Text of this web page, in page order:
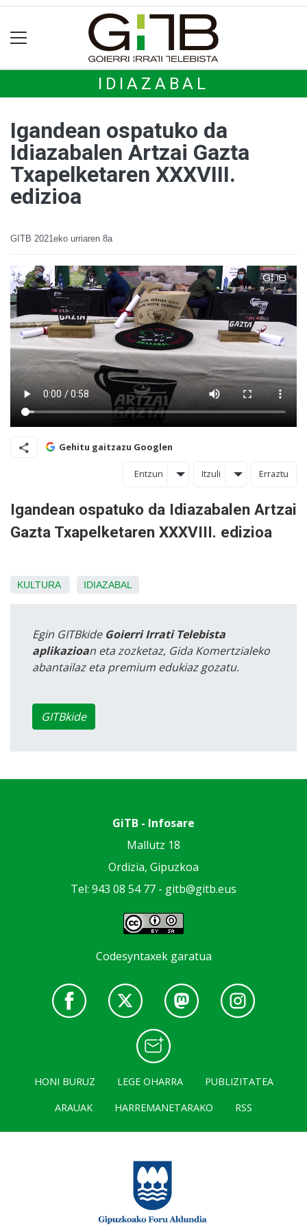
IDIAZABAL
Igandean ospatuko da
Idiazabalen Artzai Gazta
Txapelketaren XXXVIII.
edizioa
GITB 2021eko urriaren 8a
Gehitu gaitzazu Googlen
Entzun Itzuli Erraztu
Igandean ospatuko da Idiazabalen Artzai
Gazta Txapelketaren XXXVIII. edizioa
KULTURA IDIAZABAL
Egin GITBkide Goierri Irrati Telebista
aplikazioan eta zozketaz, Gida Komertzialeko
abantailaz eta premium edukiaz gozatu.
GITBkide
GiTB - Infosare
Mallutz 18
Ordizia, Gipuzkoa
Tel: 943 08 54 77 - gitb@gitb.eus
Codesyntaxek garatua
HONI BURUZ LEGE OHARRA
PUBLIZITATEA
ARAUAK
HARREMANETARAKO RSS